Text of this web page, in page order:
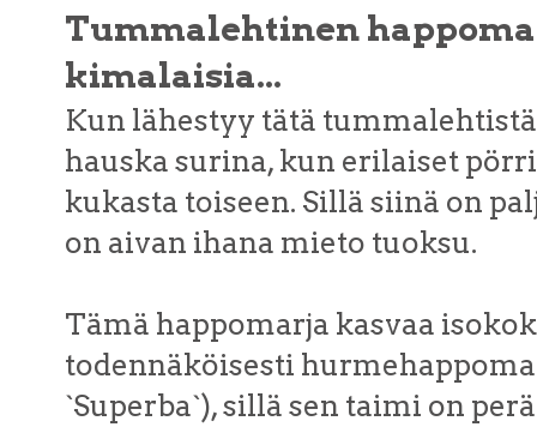
Tummalehtinen
kimalaisia...
Kun lähestyy tätä
hauska surina, kun erilaiset
kukasta toiseen. Sillä siinä on
on aivan ihana mieto tuoksu.
Tämä happomarja kasvaa
todennäköisesti
`Superba`), sillä sen taimi on